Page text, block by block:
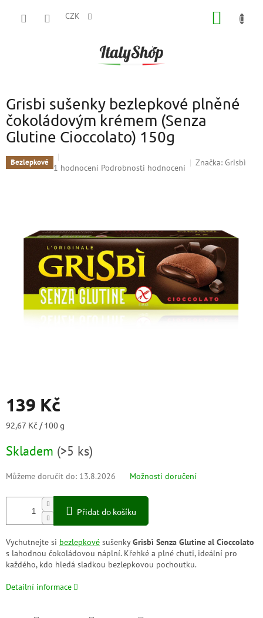
CZK
Grisbi sušenky bezlepkové plněné
čokoládovým krémem (Senza
Glutine Cioccolato) 150g
Bezlepkové Průměrné
5
hvězdiček.
1 hodnocení Podrobnosti hodnocení
Značka: Grisbì
139 Kč
Měrná
92,67 Kč / 100 g
Skladem (>5 ks)
Můžeme doručit do: 13.8.2026 Možnosti doručení
Přidat do košíku
Vychutnejte si bezlepkové sušenkyGrisbì Senza Glutine al Cioccolato
s lahodnou čokoládovou náplní. Křehké a plné chuti, ideální pro
každého, kdo hledá sladkou bezlepkovou pochoutku.
Detailní informace